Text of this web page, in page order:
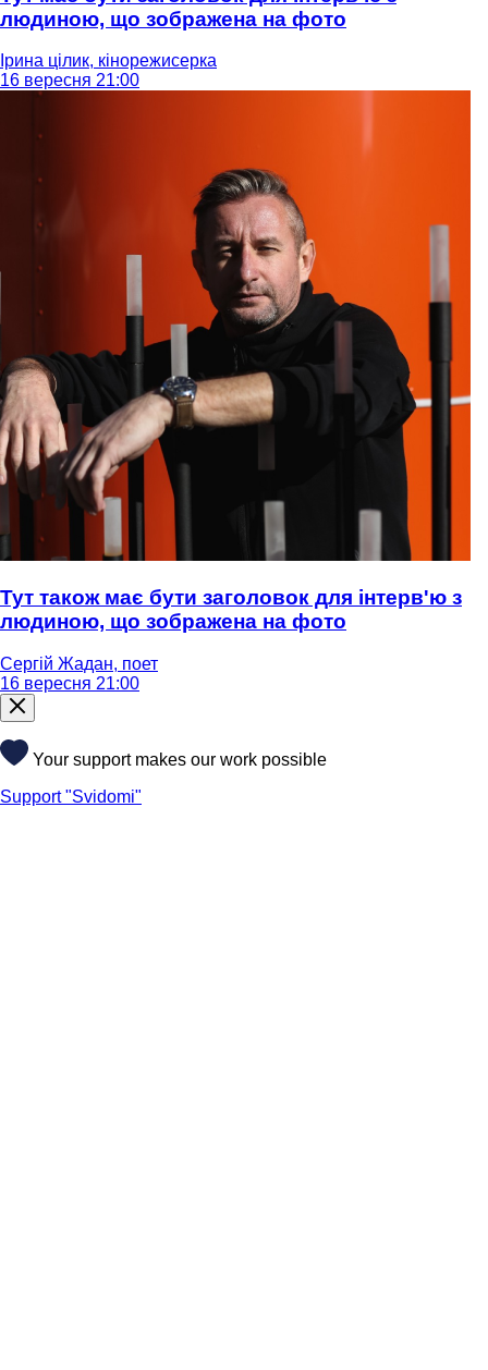
людиною, що зображена на фото
Ірина цілик, кінорежисерка
16 вересня 21:00
Тут також має бути заголовок для інтерв'ю з
людиною, що зображена на фото
Сергій Жадан, поет
16 вересня 21:00
Your support makes our work possible
Support "Svidomi"